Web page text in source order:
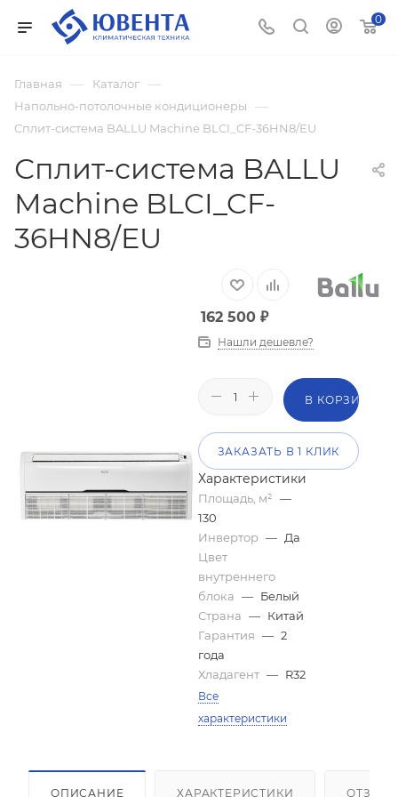
0
Главная — Каталог —
Напольно-потолочные кондиционеры —
Сплит-система BALLU Machine BLCI_CF-36HN8/EU
Сплит-система BALLU
Machine BLCI_CF-
36HN8/EU
162 500₽
Нашли дешевле?
В КОРЗИНУ
ЗАКАЗАТЬ В 1 КЛИК
Характеристики
Площадь, м² —
130
Инвертор — Да
Цвет
внутреннего
блока — Белый
Страна — Китай
Гарантия — 2
года
Хладагент — R32
Все
характеристики
ОПИСАНИЕ ХАРАКТЕРИСТИКИ